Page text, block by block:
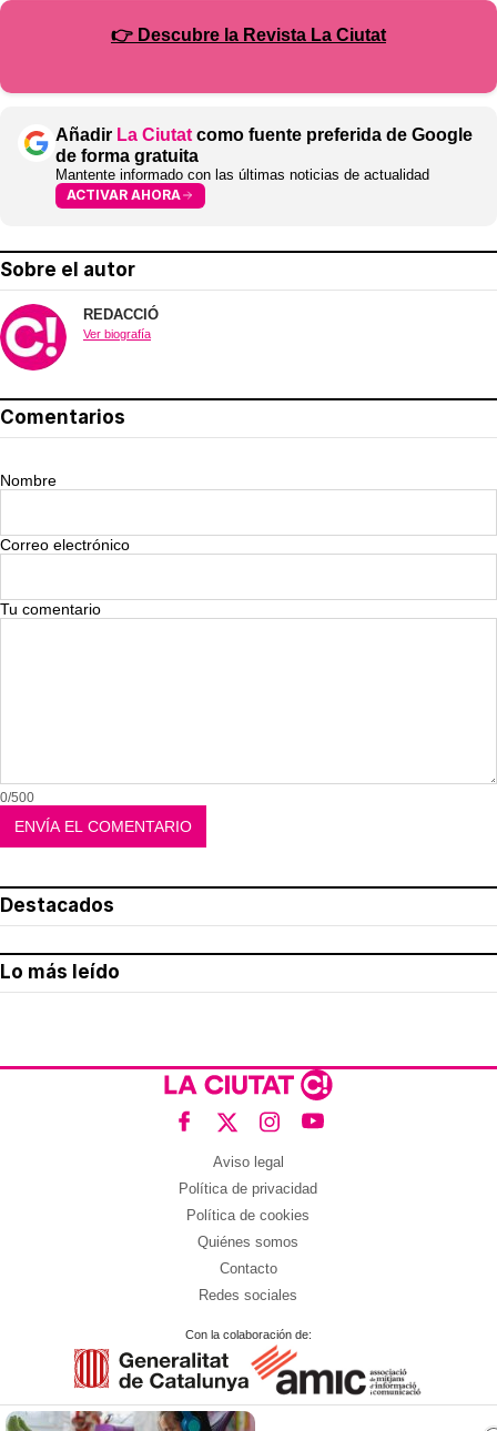
👉 Descubre la Revista La Ciutat
Añadir La Ciutat como fuente preferida de Google
de forma gratuita
Mantente informado con las últimas noticias de actualidad
ACTIVAR AHORA
Sobre el autor
REDACCIÓ
Ver biografía
Comentarios
Nombre
Correo electrónico
Tu comentario
0/500
Destacados
Lo más leído
Aviso legal
Política de privacidad
Política de cookies
Quiénes somos
Contacto
Redes sociales
Con la colaboración de: